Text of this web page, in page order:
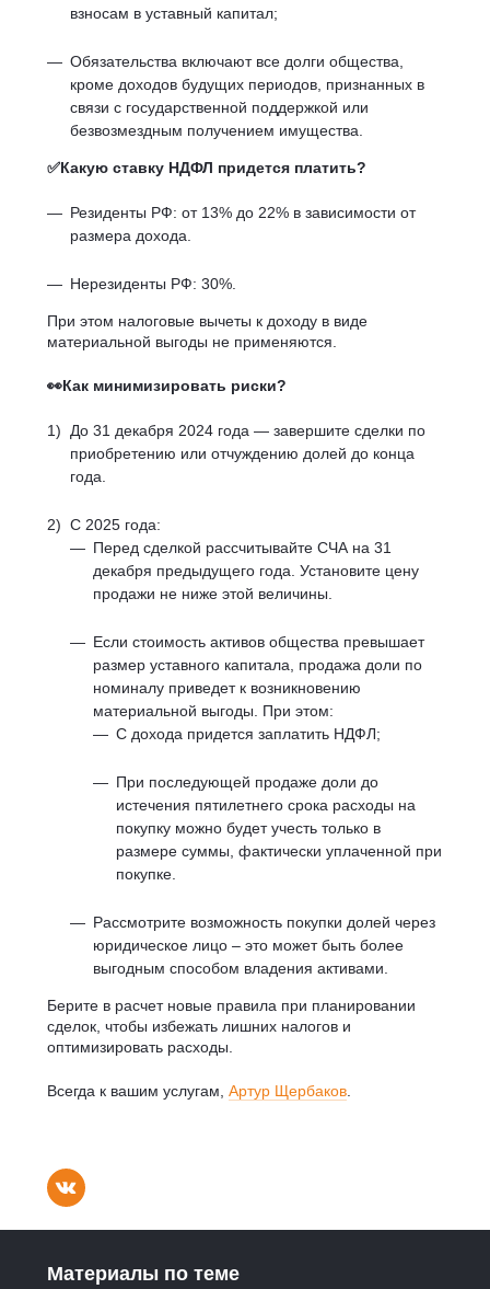
взносам в уставный капитал;
Обязательства включают все долги общества,
кроме доходов будущих периодов, признанных в
связи с государственной поддержкой или
безвозмездным получением имущества.
✅Какую ставку НДФЛ придется платить?
Резиденты РФ: от 13% до 22% в зависимости от
размера дохода.
Нерезиденты РФ: 30%.
При этом налоговые вычеты к доходу в виде
материальной выгоды не применяются.
👀Как минимизировать риски?
До 31 декабря 2024 года — завершите сделки по
приобретению или отчуждению долей до конца
года.
С 2025 года:
Перед сделкой рассчитывайте СЧА на 31
декабря предыдущего года. Установите цену
продажи не ниже этой величины.
Если стоимость активов общества превышает
размер уставного капитала, продажа доли по
номиналу приведет к возникновению
материальной выгоды. При этом:
С дохода придется заплатить НДФЛ;
При последующей продаже доли до
истечения пятилетнего срока расходы на
покупку можно будет учесть только в
размере суммы, фактически уплаченной при
покупке.
Рассмотрите возможность покупки долей через
юридическое лицо – это может быть более
выгодным способом владения активами.
Берите в расчет новые правила при планировании
сделок, чтобы избежать лишних налогов и
оптимизировать расходы.
Всегда к вашим услугам,Артур Щербаков.
Материалы по теме